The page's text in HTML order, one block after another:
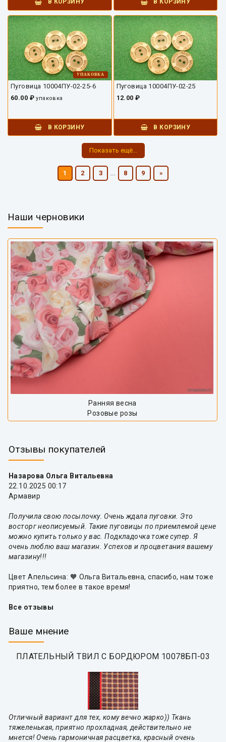
УПАКОВКА
Пуговица 10004ПУ-02-25-6
60.00 ₽упаковка
В КОРЗИНУ
Пуговица 10004ПУ-02-25
12.00 ₽
В КОРЗИНУ
Показать ещё...
1 2 3 ... 8 9 »
Наши черновики
Ранняя весна
Розовые розы
Отзывы покупателей
Назарова Ольга Витальевна
22.10.2025 00:17
Армавир
Получила свою посылочку. Очень ждала пуговки. Это
восторг неописуемый. Такие пуговицы по приемлемой цене
можно купить только у вас. Подкладочка тоже супер. Я
очень люблю ваш магазин. Успехов и процветания вашему
магазину!!!
Цвет Апельсина: 🧡 Ольга Витальевна, спасибо, нам тоже
приятно, тем более в такое время!
Все отзывы
Ваше мнение
ПЛАТЕЛЬНЫЙ ТВИЛ С БОРДЮРОМ 10078БП-03
Отличный вариант для тех, кому вечно жарко)) Ткань
тяжеленькая, приятно прохладная, действительно не
мнется! Очень гармоничная расцветка, красный очень